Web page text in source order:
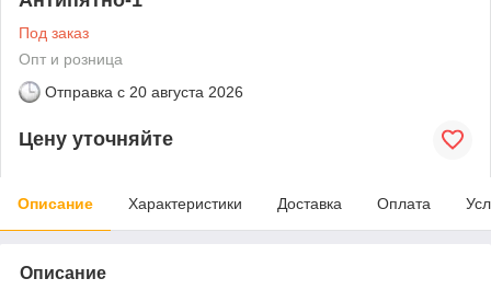
Под заказ
Опт и розница
Отправка с 20 августа 2026
Цену уточняйте
Описание Характеристики Доставка Оплата
Описание